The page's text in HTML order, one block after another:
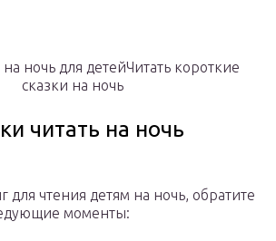
на ночь для детейЧитать короткие
сказки на ночь
читать на ночь
чтения детям на ночь, обратите
моменты: